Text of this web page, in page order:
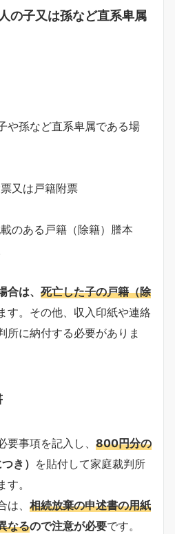
の子又は孫など直系卑属
や孫など直系卑属である場
又は戸籍附票
のある戸籍（除籍）謄本
は、 死亡した子の戸籍（除
す。その他、収入印紙や連絡
所に納付する必要がありま
事項を記入し、 800円分の
き） を貼付して家庭裁判所
。
、 相続放棄の申述書の用紙
なるので注意が必要です。